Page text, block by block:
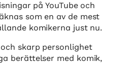
på YouTube och
som en av de mest
komikerna just nu.
skarp personlighet
berättelser med komik,